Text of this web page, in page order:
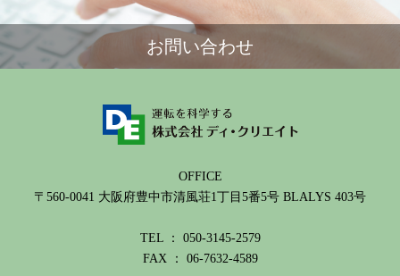
お問い合わせ
OFFICE
〒560-0041 大阪府豊中市清風荘1丁目5番5号 BLALYS 403号
TEL ： 050-3145-2579
FAX ： 06-7632-4589